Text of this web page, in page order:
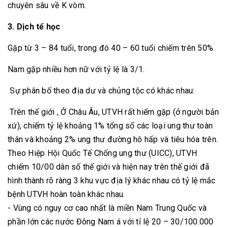
chuyên sâu về K vòm.
3. Dịch tể học
Gặp từ 3 – 84 tuổi, trong đó 40 – 60 tuổi chiếm trên 50%.
Nam gặp nhiều hơn nữ với tỷ lệ là 3/1.
Sự phân bố theo địa dư và chủng tộc có khác nhau:
Trên thế giới , Ở Châu Âu, UTVH rất hiếm gặp (ở người bản
xứ), chiếm tỷ lệ khoảng 1% tổng số các loại ung thư toàn
thân và khoảng 2% ung thư đường hô hấp và tiêu hóa trên.
Theo Hiệp Hội Quốc Tế Chống ung thư (UICC), UTVH
chiếm 10/00 dân số thế giới và hiện nay trên thế giới đã
hình thành rõ ràng 3 khu vực địa lý khác nhau có tỷ lệ mắc
bệnh UTVH hoàn toàn khác nhau.
- Vùng có nguy cơ cao nhất là miền Nam Trung Quốc và
phần lớn các nước Đông Nam á với tỉ lệ 20 – 30/100.000